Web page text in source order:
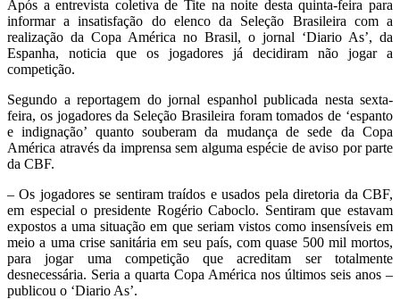
Após a entrevista coletiva de Tite na noite desta quinta-feira para
informar a insatisfação do elenco da Seleção Brasileira com a
realização da Copa América no Brasil, o jornal ‘Diario As’, da
Espanha, noticia que os jogadores já decidiram não jogar a
competição.
Segundo a reportagem do jornal espanhol publicada nesta sexta-
feira, os jogadores da Seleção Brasileira foram tomados de ‘espanto
e indignação’ quanto souberam da mudança de sede da Copa
América através da imprensa sem alguma espécie de aviso por parte
da CBF.
– Os jogadores se sentiram traídos e usados pela diretoria da CBF,
em especial o presidente Rogério Caboclo. Sentiram que estavam
expostos a uma situação em que seriam vistos como insensíveis em
meio a uma crise sanitária em seu país, com quase 500 mil mortos,
para jogar uma competição que acreditam ser totalmente
desnecessária. Seria a quarta Copa América nos últimos seis anos –
publicou o ‘Diario As’.